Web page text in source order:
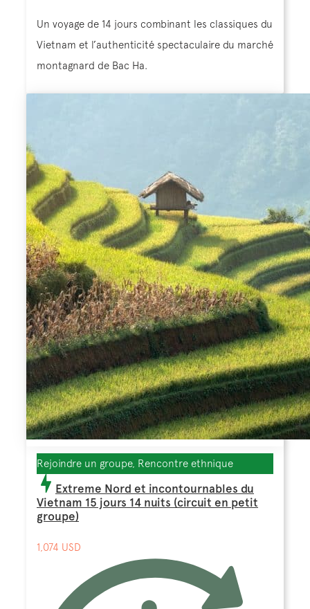
Un voyage de 14 jours combinant les classiques du
Vietnam et l’authenticité spectaculaire du marché
montagnard de Bac Ha.
Rejoindre un groupe, Rencontre ethnique
Extreme Nord et incontournables du
Vietnam 15 jours 14 nuits (circuit en petit
groupe)
1,074 USD